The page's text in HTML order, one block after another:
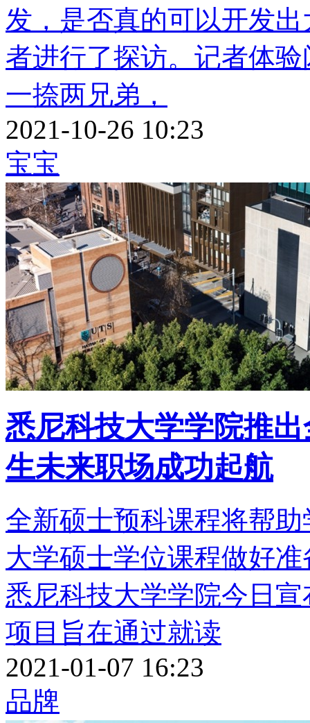
发，是否真的可以开发
者进行了探访。记者体
一捺两兄弟，
2021-10-26 10:23
宝宝
悉尼科技大学学院推
生未来职场成功起航
全新硕士预科课程将帮
大学硕士学位课程做好
悉尼科技大学学院今日
项目旨在通过就读
2021-01-07 16:23
品牌